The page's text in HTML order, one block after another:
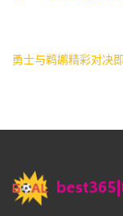
勇士与鹈鹕精彩对决